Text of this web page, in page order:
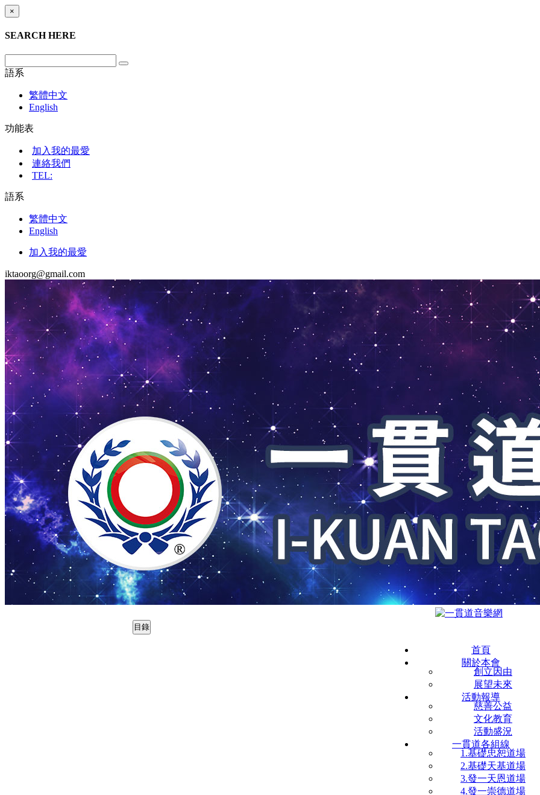
×
SEARCH HERE
語系
繁體中文
English
功能表
加入我的最愛
連絡我們
TEL:
語系
繁體中文
English
加入我的最愛
iktaoorg@gmail.com
目錄
首頁
關於本會
創立因由
展望未來
活動報導
慈善公益
文化教育
活動盛況
一貫道各組線
1.基礎忠恕道場
2.基礎天基道場
3.發一天恩道場
4.發一崇德道場